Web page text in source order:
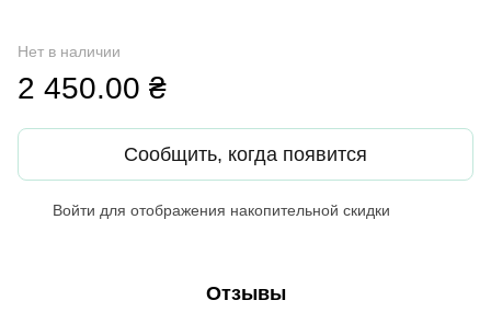
Нет в наличии
2 450.00 ₴
Сообщить, когда появится
Войти для отображения накопительной скидки
Отзывы